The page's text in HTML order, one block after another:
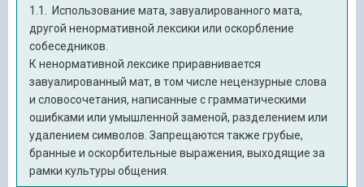
1.1. Использование мата, завуалированного мата,
другой ненормативной лексики или оскорбление
собеседников.
К ненормативной лексике приравнивается
завуалированный мат, в том числе нецензурные слова
и словосочетания, написанные с грамматическими
ошибками или умышленной заменой, разделением или
удалением символов. Запрещаются также грубые,
бранные и оскорбительные выражения, выходящие за
рамки культуры общения.